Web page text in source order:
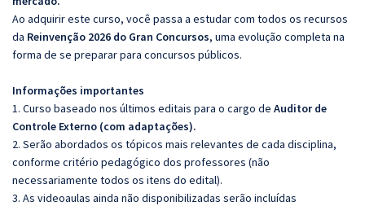
Ao adquirir este curso, você passa a estudar com todos os recursos
da Reinvenção 2026 do Gran Concursos, uma evolução completa na
forma de se preparar para concursos públicos.
Informações importantes
1. Curso baseado nos últimos editais para o cargo de Auditor de
Controle Externo (com adaptações).
2. Serão abordados os tópicos mais relevantes de cada disciplina,
conforme critério pedagógico dos professores (não
necessariamente todos os itens do edital).
3. As videoaulas ainda não disponibilizadas serão incluídas